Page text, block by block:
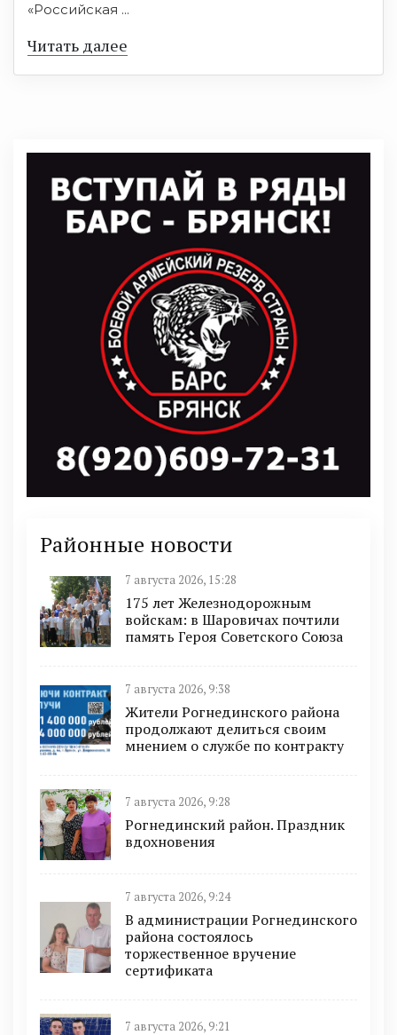
«Российская ...
Читать далее
Районные новости
7 августа 2026, 15:28
175 лет Железнодорожным
войскам: в Шаровичах почтили
память Героя Советского Союза
7 августа 2026, 9:38
Жители Рогнединского района
продолжают делиться своим
мнением о службе по контракту
7 августа 2026, 9:28
Рогнединский район. Праздник
вдохновения
7 августа 2026, 9:24
В администрации Рогнединского
района состоялось
торжественное вручение
сертификата
7 августа 2026, 9:21